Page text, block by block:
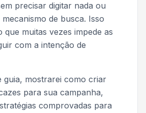
precisar digitar nada ou
de busca. Isso
que muitas vezes impede as
com a intenção de
guia, mostrarei como criar
para sua campanha,
comprovadas para